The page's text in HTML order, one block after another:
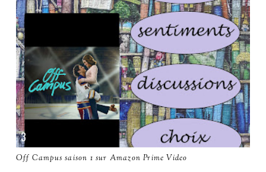
Off Campus saison 1 sur Amazon Prime Video